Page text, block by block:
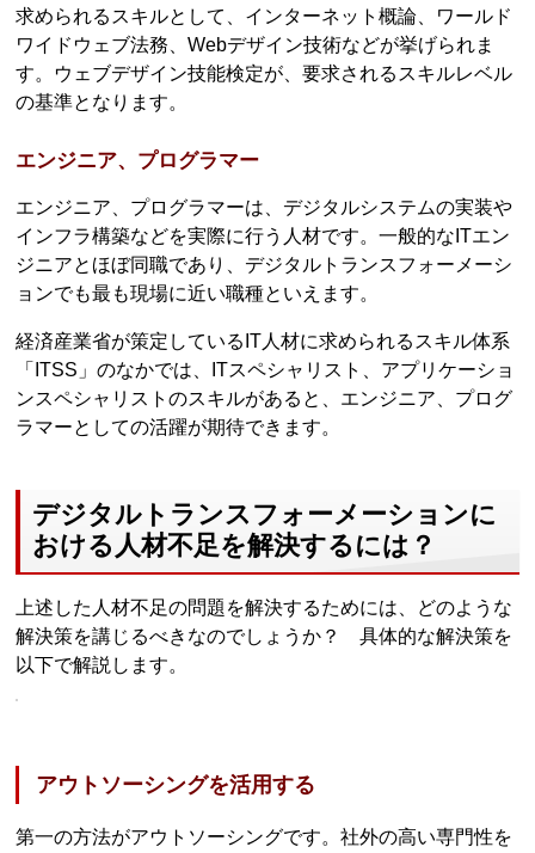
求められるスキルとして、インターネット概論、ワールド
ワイドウェブ法務、Webデザイン技術などが挙げられま
す。ウェブデザイン技能検定が、要求されるスキルレベル
の基準となります。
エンジニア、プログラマー
エンジニア、プログラマーは、デジタルシステムの実装や
インフラ構築などを実際に行う人材です。一般的なITエン
ジニアとほぼ同職であり、デジタルトランスフォーメーシ
ョンでも最も現場に近い職種といえます。
経済産業省が策定しているIT人材に求められるスキル体系
「ITSS」のなかでは、ITスペシャリスト、アプリケーショ
ンスペシャリストのスキルがあると、エンジニア、プログ
ラマーとしての活躍が期待できます。
デジタルトランスフォーメーションに
おける人材不足を解決するには？
上述した人材不足の問題を解決するためには、どのような
解決策を講じるべきなのでしょうか？ 具体的な解決策を
以下で解説します。
アウトソーシングを活用する
第一の方法がアウトソーシングです。社外の高い専門性を